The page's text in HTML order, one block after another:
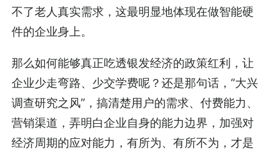
不了老人真实需求，这最明显地体现在做智能硬
件的企业身上。
那么如何能够真正吃透银发经济的政策红利，让
企业少走弯路、少交学费呢？还是那句话，“大兴
调查研究之风”，搞清楚用户的需求、付费能力、
营销渠道，弄明白企业自身的能力边界，加强对
经济周期的应对能力，有所为、有所不为，才是